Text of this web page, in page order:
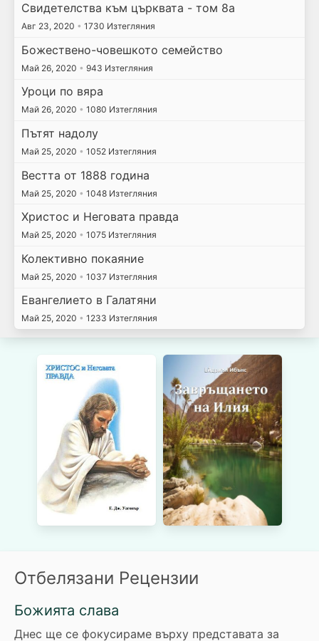
Свидетелства към църквата - том 8а
Авг 23, 2020 • 1730 Изтегляния
Божествено-човешкото семейство
Май 26, 2020 • 943 Изтегляния
Уроци по вяра
Май 26, 2020 • 1080 Изтегляния
Пътят надолу
Май 25, 2020 • 1052 Изтегляния
Вестта от 1888 година
Май 25, 2020 • 1048 Изтегляния
Христос и Неговата правда
Май 25, 2020 • 1075 Изтегляния
Колективно покаяние
Май 25, 2020 • 1037 Изтегляния
Евангелието в Галатяни
Май 25, 2020 • 1233 Изтегляния
Отбелязани Рецензии
Божията слава
Днес ще се фокусираме върху представата за